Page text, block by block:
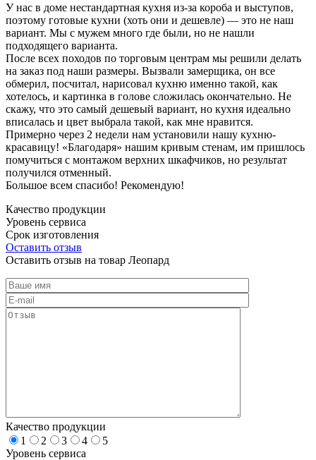
У нас в доме нестандартная кухня из-за короба и выступов,
поэтому готовые кухни (хоть они и дешевле) — это не наш
вариант. Мы с мужем много где были, но не нашли
подходящего варианта.
После всех походов по торговым центрам мы решили делать
на заказ под наши размеры. Вызвали замерщика, он все
обмерил, посчитал, нарисовал кухню именно такой, как
хотелось, и картинка в голове сложилась окончательно. Не
скажу, что это самый дешевый вариант, но кухня идеально
вписалась и цвет выбрала такой, как мне нравится.
Примерно через 2 недели нам установили нашу кухню-
красавицу! «Благодаря» нашим кривым стенам, им пришлось
помучиться с монтажом верхних шкафчиков, но результат
получился отменный.
Большое всем спасибо! Рекомендую!
Качество продукции
Уровень сервиса
Срок изготовления
Оставить отзыв
Оставить отзыв на товар Леопард
Качество продукции
1
2 3 4
5
Уровень сервиса